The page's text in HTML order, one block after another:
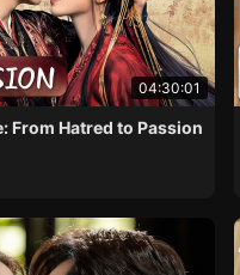
04:30:01
From Hatred to Passion